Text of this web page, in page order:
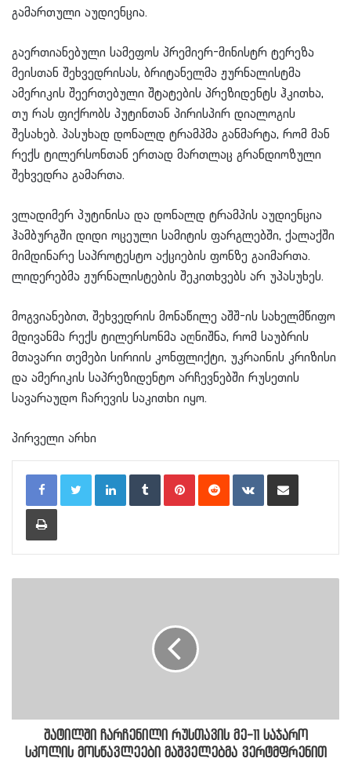
გამართული აუდიენცია.
გაერთიანებული სამეფოს პრემიერ-მინისტრ ტერეზა
მეისთან შეხვედრისას, ბრიტანელმა ჟურნალისტმა
ამერიკის შეერთებული შტატების პრეზიდენტს ჰკითხა,
თუ რას ფიქრობს პუტინთან პირისპირ დიალოგის
შესახებ. პასუხად დონალდ ტრამპმა განმარტა, რომ მან
რექს ტილერსონთან ერთად მართლაც გრანდიოზული
შეხვედრა გამართა.
ვლადიმერ პუტინისა და დონალდ ტრამპის აუდიენცია
ჰამბურგში დიდი ოცეული სამიტის ფარგლებში, ქალაქში
მიმდინარე საპროტესტო აქციების ფონზე გაიმართა.
ლიდერებმა ჟურნალისტების შეკითხვებს არ უპასუხეს.
მოგვიანებით, შეხვედრის მონაწილე აშშ-ის სახელმწიფო
მდივანმა რექს ტილერსონმა აღნიშნა, რომ საუბრის
მთავარი თემები სირიის კონფლიქტი, უკრაინის კრიზისი
და ამერიკის საპრეზიდენტო არჩევნებში რუსეთის
სავარაუდო ჩარევის საკითხი იყო.
პირველი არხი
LinkedInTumblr PinterestReddit VKontakteShare via Email
Print
შატილში ჩარჩენილი რუსთავის მე-11 საჯარო
სკოლის მოსწავლეები მაშველებმა ვერტმფრენით